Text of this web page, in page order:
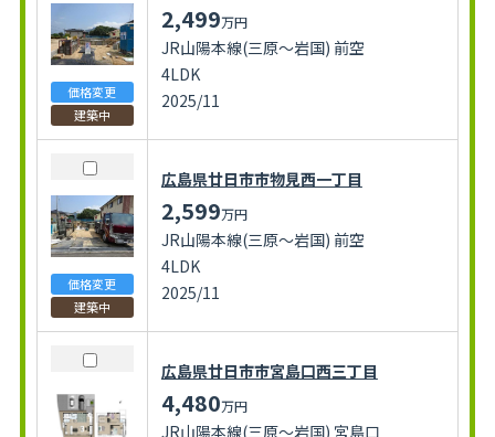
価格変更
建築中
2,499万円
JR山陽本線(三原～岩国) 前空
4LDK
2025/11
価格変更
建築中
広島県廿日市市物見西一丁目
2,599万円
JR山陽本線(三原～岩国) 前空
4LDK
2025/11
広島県廿日市市宮島口西三丁目
4,480万円
JR山陽本線(三原～岩国) 宮島口